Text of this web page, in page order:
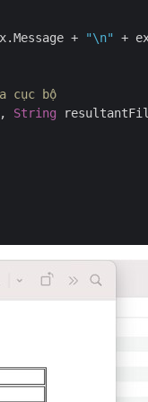
+ "\n"
+
cục bộ
String